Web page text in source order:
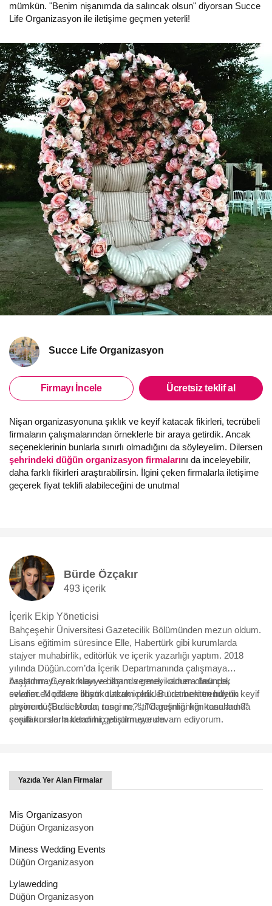
mümkün. "Benim nişanımda da salıncak olsun" diyorsan Succe
Life Organizasyon ile iletişime geçmen yeterli!
Succe Life Organizasyon
Firmayı İncele Ücretsiz teklif al
Nişan organizasyonuna şıklık ve keyif katacak fikirleri, tecrübeli
firmaların çalışmalarından örneklerle bir araya getirdik. Ancak
seçeneklerinin bunlarla sınırlı olmadığını da söyleyelim. Dilersen
şehrindeki düğün organizasyon firmalarını da inceleyebilir,
daha farklı fikirleri araştırabilirsin. İlgini çeken firmalarla iletişime
geçerek fiyat teklifi alabileceğini de unutma!
Bürde Özçakır
493 içerik
İçerik Ekip Yöneticisi
Bahçeşehir Üniversitesi Gazetecilik Bölümünden mezun oldum.
Lisans eğitimim süresince Elle, Habertürk gibi kurumlarda
stajyer muhabirlik, editörlük ve içerik yazarlığı yaptım. 2018
yılında Düğün.com’da İçerik Departmanında çalışmaya
başladım. Gerek klavye başında gerek kamera önünde,
evlenecek çiftlere ilham olacak içerikler üretmekten büyük keyif
alıyorum. "Bu sezonun rengi ne?", "O gelinliği kim tasarladı?"
sorularını sormaktan hiç yorulmuyorum.
Araştırmayı, yazmayı ve ilham vermeyi oldum olası çok
sevdim. Moda en büyük tutkum oldu. Bu da beni trendlerin
peşine düşürdü. Moda, tasarım, stil danışmanlığı konularında
çeşitli kurslarla kendimi geliştirmeye devam ediyorum.
Yazıda Yer Alan Firmalar
Mis Organizasyon
Düğün Organizasyon
Miness Wedding Events
Düğün Organizasyon
Lylawedding
Düğün Organizasyon